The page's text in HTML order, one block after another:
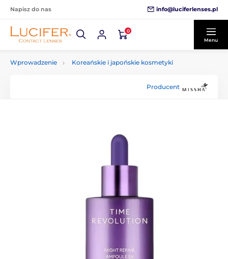
Napisz do nas info@luciferlenses.pl
0
Menu
Wprowadzenie Koreańskie i japońskie kosmetyki
Producent